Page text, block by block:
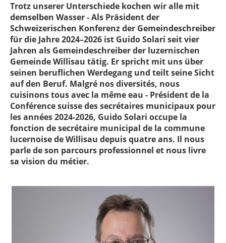
Trotz unserer Unterschiede kochen wir alle mit
demselben Wasser - Als Präsident der
Schweizerischen Konferenz der Gemeindeschreiber
für die Jahre 2024–2026 ist Guido Solari seit vier
Jahren als Gemeindeschreiber der luzernischen
Gemeinde Willisau tätig. Er spricht mit uns über
seinen beruflichen Werdegang und teilt seine Sicht
auf den Beruf. Malgré nos diversités, nous
cuisinons tous avec la même eau - Président de la
Conférence suisse des secrétaires municipaux pour
les années 2024-2026, Guido Solari occupe la
fonction de secrétaire municipal de la commune
lucernoise de Willisau depuis quatre ans. Il nous
parle de son parcours professionnel et nous livre
sa vision du métier.